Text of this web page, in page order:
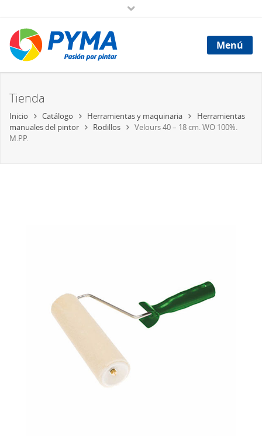
Menú
Tienda
Inicio Catálogo Herramientas y maquinaria
Herramientas
manuales del pintor
Rodillos
Velours 40 – 18 cm. WO 100%.
M.PP.